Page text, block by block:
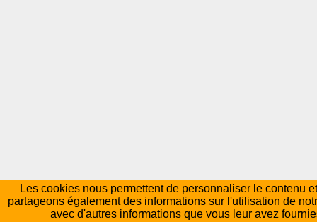
Les cookies nous permettent de personnaliser le contenu
partageons également des informations sur l'utilisation de
avec d'autres informations que vous leur avez